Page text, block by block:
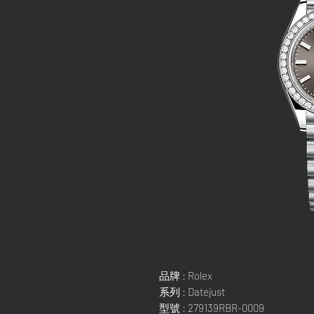
品牌 : Rolex
系列 : Datejust
型號 : 279139RBR-0009